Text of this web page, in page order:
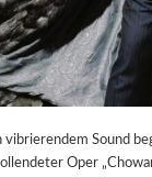
D
E
C
K
E
Sound
Oper